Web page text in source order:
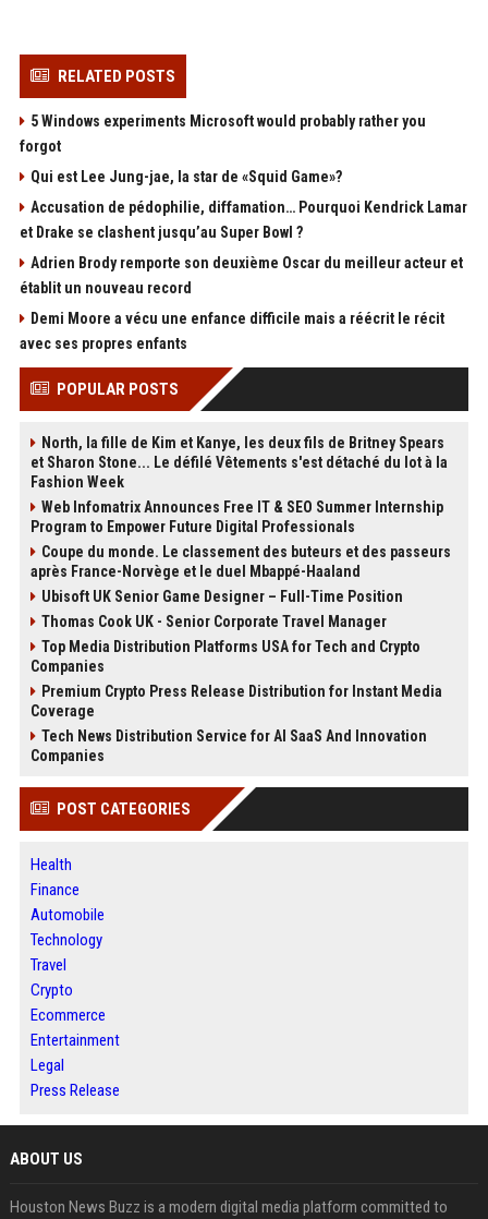
RELATED POSTS
5 Windows experiments Microsoft would probably rather you
forgot
Qui est Lee Jung-jae, la star de «Squid Game»?
Accusation de pédophilie, diffamation… Pourquoi Kendrick Lamar
et Drake se clashent jusqu’au Super Bowl ?
Adrien Brody remporte son deuxième Oscar du meilleur acteur et
établit un nouveau record
Demi Moore a vécu une enfance difficile mais a réécrit le récit
avec ses propres enfants
POPULAR POSTS
North, la fille de Kim et Kanye, les deux fils de Britney Spears
et Sharon Stone... Le défilé Vêtements s'est détaché du lot à la
Fashion Week
Web Infomatrix Announces Free IT & SEO Summer Internship
Program to Empower Future Digital Professionals
Coupe du monde. Le classement des buteurs et des passeurs
après France-Norvège et le duel Mbappé-Haaland
Ubisoft UK Senior Game Designer – Full-Time Position
Thomas Cook UK - Senior Corporate Travel Manager
Top Media Distribution Platforms USA for Tech and Crypto
Companies
Premium Crypto Press Release Distribution for Instant Media
Coverage
Tech News Distribution Service for AI SaaS And Innovation
Companies
POST CATEGORIES
Health
Finance
Automobile
Technology
Travel
Crypto
Ecommerce
Entertainment
Legal
Press Release
ABOUT US
Houston News Buzz is a modern digital media platform committed to